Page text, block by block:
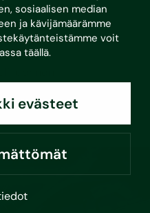
sosiaalisen median
ja kävijämäärämme
voit
täällä.
evästeet
–